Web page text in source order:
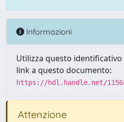
Informazioni
Utilizza questo
link a questo documento:
https://hdl.handle.net/
Attenzione